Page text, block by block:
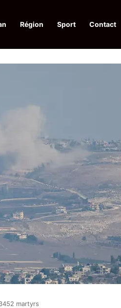
Région Sport Contact
de 10 éléments de soutien aux
martyrs